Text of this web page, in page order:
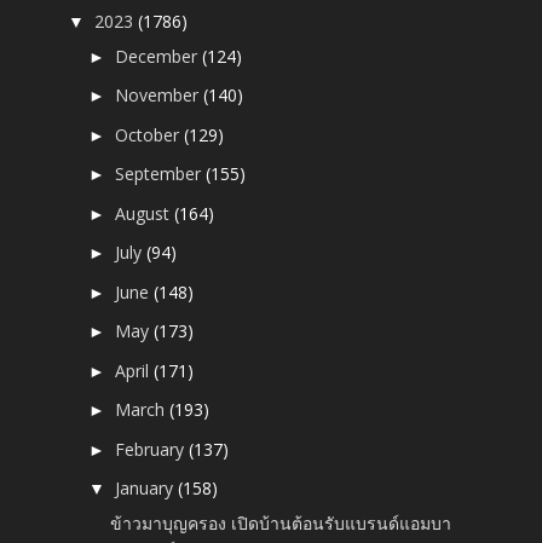
▼ 2023(1786)
► December(124)
► November(140)
►October(129)
►September(155)
►August(164)
► July(94)
► June(148)
► May(173)
►April(171)
► March(193)
► February(137)
▼ January(158)
ข้าวมาบุญครอง เปิดบ้านต้อนรับแบรนด์แอมบา